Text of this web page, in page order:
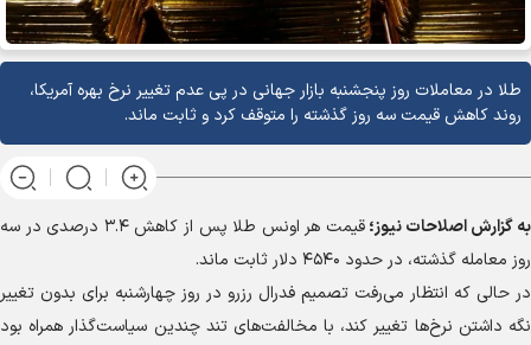
طلا در معاملات روز پنجشنبه بازار جهانی در پی عدم تغییر نرخ بهره آمریکا،
روند کاهش قیمت سه روز گذشته را متوقف کرد و ثابت ماند.
به گزارشاصلاحات نیوز؛
قیمت هر اونس طلا پس از کاهش ۳.۴ درصدی در سه
روز معامله گذشته، در حدود ۴۵۴۰ دلار ثابت ماند.
در حالی که انتظار می‌رفت تصمیم فدرال رزرو در روز چهارشنبه برای بدون تغییر
نگه داشتن نرخ‌ها تغییر کند، با مخالفت‌های تند چندین سیاست‌گذار همراه بود